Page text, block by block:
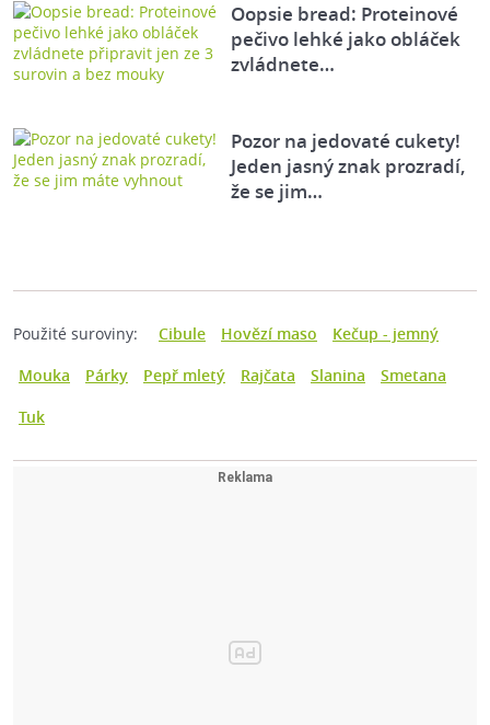
Oopsie bread: Proteinové
pečivo lehké jako obláček
zvládnete…
Pozor na jedovaté cukety!
Jeden jasný znak prozradí,
že se jim…
Použité suroviny: Cibule Hovězí maso
Kečup - jemný
Mouka
Párky Pepř mletý Rajčata Slanina
Smetana
Tuk